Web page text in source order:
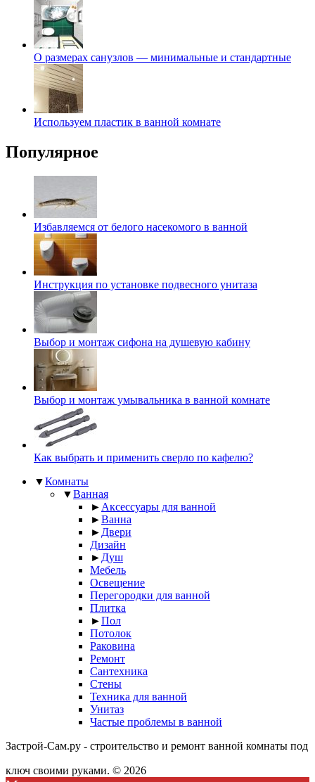
О размерах санузлов — минимальные и стандартные
Используем пластик в ванной комнате
Популярное
Избавляемся от белого насекомого в ванной
Инструкция по установке подвесного унитаза
Выбор и монтаж сифона на душевую кабину
Выбор и монтаж умывальника в ванной комнате
Как выбрать и применить сверло по кафелю?
▼Комнаты
▼Ванная
► Аксессуары для ванной
►Ванна
► Двери
Дизайн
► Душ
Мебель
Освещение
Перегородки для ванной
Плитка
►Пол
Потолок
Раковина
Ремонт
Сантехника
Стены
Техника для ванной
Унитаз
Частые проблемы в ванной
Застрой-Сам.ру - строительство и ремонт ванной комнаты под
ключ своими руками. © 2026